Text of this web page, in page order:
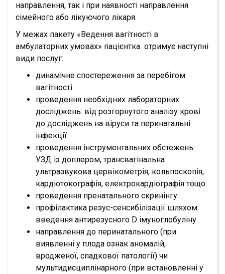
направлення, так і при наявності направлення
сімейного або лікуючого лікаря.
У межах пакету «Ведення вагітності в
амбулаторних умовах» пацієнтка отримує наступні
види послуг:
динамічне спостереження за перебігом
вагітності
проведення необхідних лабораторних
досліджень: від розгорнутого аналізу крові
до досліджень на віруси та перинатальні
інфекції
проведення інструментальних обстежень:
УЗД із доплером, трансвагінальна
ультразвукова цервікометрія, кольпоскопія,
кардіотокографія, електрокардіографія тощо
проведення пренатального скринінгу
профілактика резус-сенсибілізації шляхом
введення антирезусного D імуноглобуліну
направлення до перинатального (при
виявленні у плода ознак аномалій,
вродженої, спадкової патології) чи
мультидисциплінарного (при встановленні у